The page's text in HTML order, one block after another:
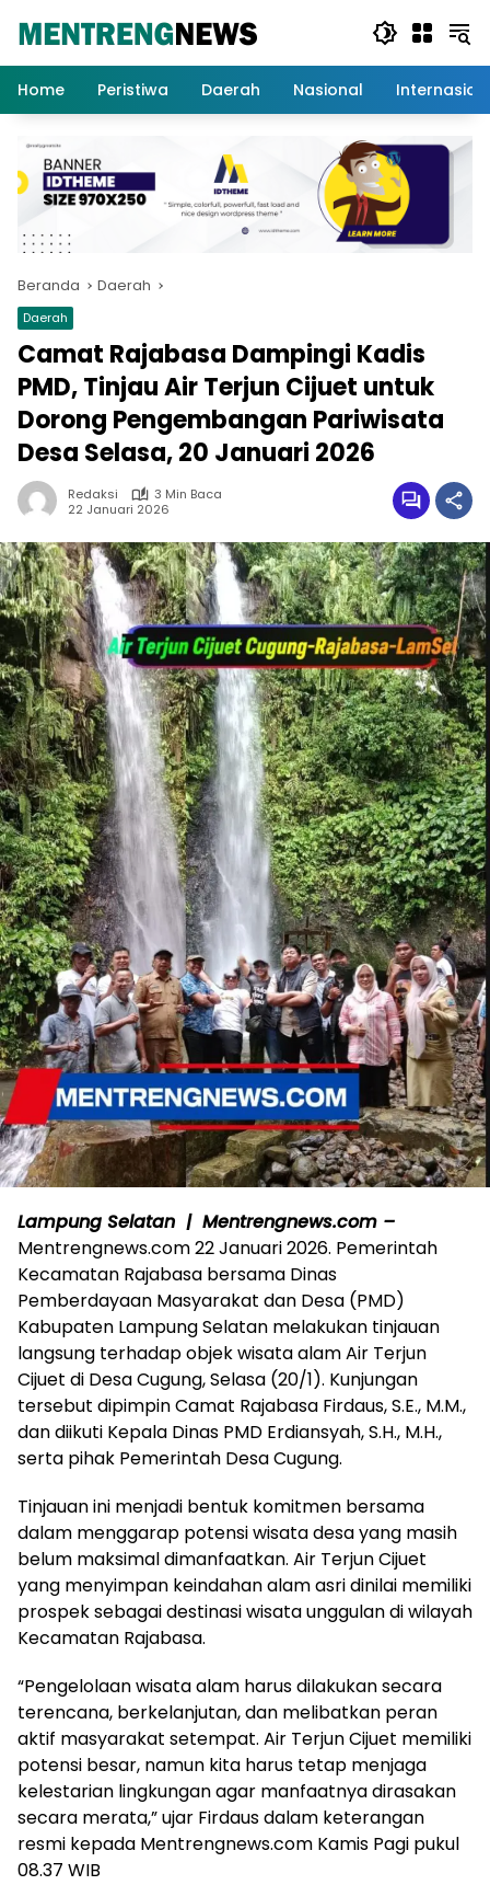
Home
Peristiwa Daerah Nasional
Beranda Daerah
Daerah
Camat Rajabasa Dampingi Kadis
PMD, Tinjau Air Terjun Cijuet untuk
Dorong Pengembangan Pariwisata
Desa Selasa, 20 Januari 2026
Redaksi
3 Min Baca
22 Januari 2026
Lampung Selatan | Mentrengnews.com –
Mentrengnews.com 22 Januari 2026. Pemerintah
Kecamatan Rajabasa bersama Dinas
Pemberdayaan Masyarakat dan Desa (PMD)
Kabupaten Lampung Selatan melakukan tinjauan
langsung terhadap objek wisata alam Air Terjun
Cijuet di Desa Cugung, Selasa (20/1). Kunjungan
tersebut dipimpin Camat Rajabasa Firdaus, S.E., M.M.,
dan diikuti Kepala Dinas PMD Erdiansyah, S.H., M.H.,
serta pihak Pemerintah Desa Cugung.
Tinjauan ini menjadi bentuk komitmen bersama
dalam menggarap potensi wisata desa yang masih
belum maksimal dimanfaatkan. Air Terjun Cijuet
yang menyimpan keindahan alam asri dinilai memiliki
prospek sebagai destinasi wisata unggulan di wilayah
Kecamatan Rajabasa.
“Pengelolaan wisata alam harus dilakukan secara
terencana, berkelanjutan, dan melibatkan peran
aktif masyarakat setempat. Air Terjun Cijuet memiliki
potensi besar, namun kita harus tetap menjaga
kelestarian lingkungan agar manfaatnya dirasakan
secara merata,” ujar Firdaus dalam keterangan
resmi kepada Mentrengnews.com Kamis Pagi pukul
08.37 WIB